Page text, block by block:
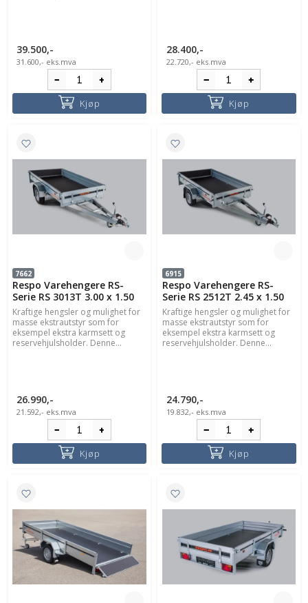
39.500,-
31.600,- eks.mva
Kjøp
28.400,-
22.720,- eks.mva
Kjøp
7662
Respo Varehengere RS-
Serie RS 3013T 3.00 x 1.50
Kraftige hengsler og mulighet for
masse ekstrautstyr som for
eksempel ekstra karmsett og
reservehjulsholder. Denne...
26.990,-
21.592,- eks.mva
Kjøp
6915
Respo Varehengere RS-
Serie RS 2512T 2.45 x 1.50
Kraftige hengsler og mulighet for
masse ekstrautstyr som for
eksempel ekstra karmsett og
reservehjulsholder. Denne...
24.790,-
19.832,- eks.mva
Kjøp